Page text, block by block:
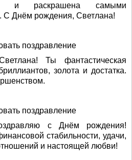
и раскрашена самыми
С Днём рождения, Светлана!
поздравление
Ты фантастическая
золота и достатка.
поздравление
с Днём рождения!
стабильности, удачи,
и настоящей любви!